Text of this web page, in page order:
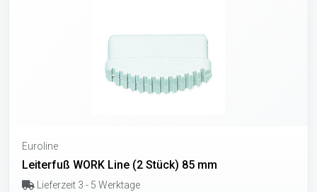
Euroline
Leiterfuß WORK Line (2 Stück) 85 mm
Lieferzeit 3 - 5 Werktage